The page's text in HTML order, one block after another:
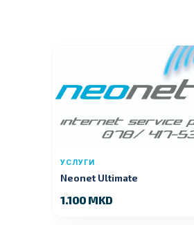
УСЛУГИ
Neonet Ultimate
1.100 MKD